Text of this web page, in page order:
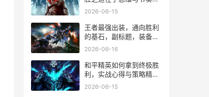
副标题,从刚枪莽夫到战术
2026-06-15
王者最强出装，通向胜利
的基石，副标题，装备逻
辑与战场艺术的融合
2026-06-16
和平精英如何拿到终极胜
利，实战心得与策略精讲
副标题
2026-06-15